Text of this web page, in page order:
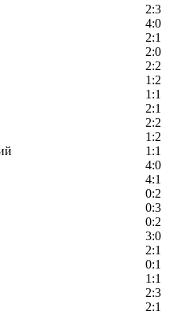
2:3
4:0
2:1
2:0
2:2
1:2
1:1
2:1
2:2
1:2
1:1
4:0
4:1
0:2
0:3
0:2
3:0
2:1
0:1
1:1
2:3
2:1